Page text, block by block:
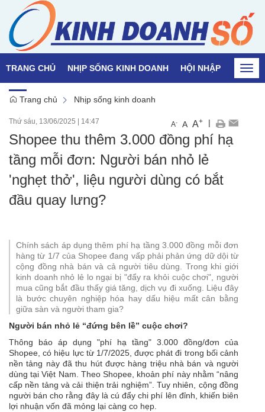
TRANG CHỦ NHỊP SỐNG KINH DOANH HỘI NHẬP QUỐC
Trang chủ Nhịp sống kinh doanh
Thứ sáu, 13/06/2025 14:47 A- A A+ |
Shopee thu thêm 3.000 đồng phí hạ
tầng mỗi đơn: Người bán nhỏ lẻ
'nghẹt thở', liệu người dùng có bắt
đầu quay lưng?
Chính sách áp dụng thêm phí hạ tầng 3.000 đồng mỗi đơn
hàng từ 1/7 của Shopee đang vấp phải phản ứng dữ dội từ
cộng đồng nhà bán và cả người tiêu dùng. Trong khi giới
kinh doanh nhỏ lẻ lo ngại bị "đẩy ra khỏi cuộc chơi", người
mua cũng bắt đầu thấy giá tăng, dịch vụ đi xuống. Liệu đây
là bước chuyên nghiệp hóa hay dấu hiệu mất cân bằng
giữa sàn và người tham gia?
Người bán nhỏ lẻ “đứng bên lề” cuộc chơi?
Thông báo áp dụng "phí hạ tầng" 3.000 đồng/đơn của
Shopee, có hiệu lực từ 1/7/2025, được phát đi trong bối cảnh
nền tảng này đã thu hút được hàng triệu nhà bán và người
dùng tại Việt Nam. Theo Shopee, khoản phí này nhằm “nâng
cấp nền tảng và cải thiện trải nghiệm”. Tuy nhiên, cộng đồng
người bán cho rằng đây là cú đẩy chi phí lên đỉnh, khiến biên
lợi nhuận vốn đã mỏng lại càng co hẹp.